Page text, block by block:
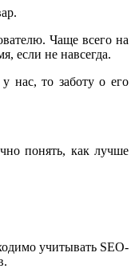
Чаще всего на
если не навсегда.
нас, то заботу о его
понять, как лучше
учитывать SEO-